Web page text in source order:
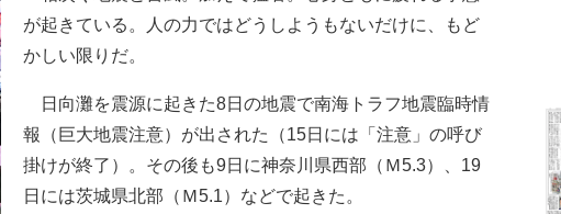
が起きている。人の力ではどうしようもないだけに、もど
かしい限りだ。
日向灘を震源に起きた8日の地震で南海トラフ地震臨時情
報（巨大地震注意）が出された（15日には「注意」の呼び
掛けが終了）。その後も9日に神奈川県西部（Ｍ5.3）、19
日には茨城県北部（Ｍ5.1）などで起きた。